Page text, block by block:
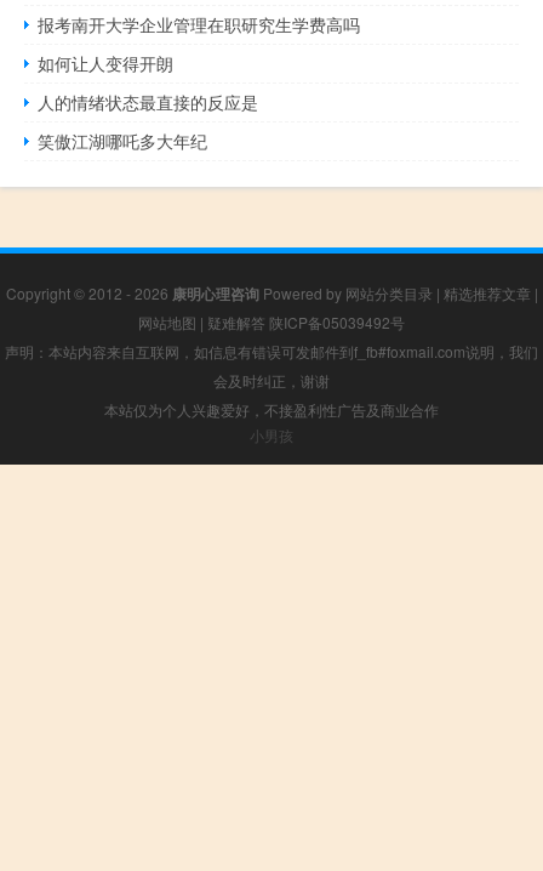
报考南开大学企业管理在职研究生学费高吗
如何让人变得开朗
人的情绪状态最直接的反应是
笑傲江湖哪吒多大年纪
Copyright © 2012 - 2026 康明心理咨询Powered by 网站分类目录 | 精选推荐文章 |
网站地图 | 疑难解答 陕ICP备05039492号
声明：本站内容来自互联网，如信息有错误可发邮件到f_fb#foxmail.com说明，我们
会及时纠正，谢谢
本站仅为个人兴趣爱好，不接盈利性广告及商业合作
小男孩